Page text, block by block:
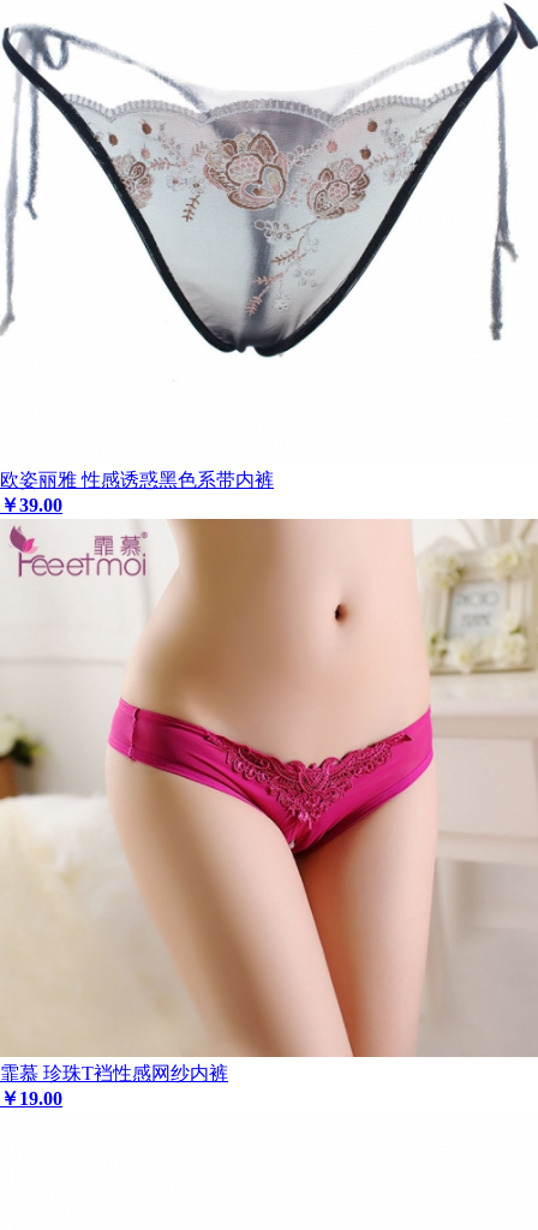
欧姿丽雅 性感诱惑黑色系带内裤
￥39.00
霏慕 珍珠T裆性感网纱内裤
￥19.00